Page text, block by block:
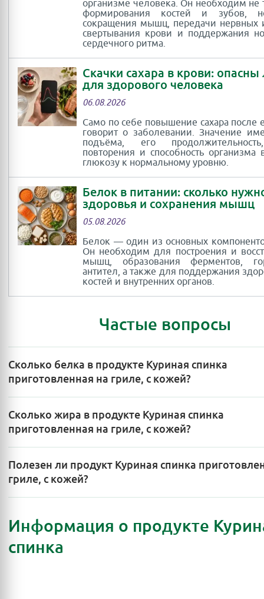
организме человека. Он необходим не
формирования костей и зубов,
сокращения мышц, передачи нервных
свертывания крови и поддержания
сердечного ритма.
Скачки сахара в крови: опасны
для здорового человека
06.08.2026
Само по себе повышение сахара после
говорит о заболевании. Значение
подъёма, его
повторения и способность организма
глюкозу к нормальному уровню.
Белок в питании: сколько
здоровья и сохранения мышц
05.08.2026
Белок — один из основных
Он необходим для построения и
мышц, образования ферментов,
антител, а также для поддержания
костей и внутренних органов.
Частые вопросы
Сколько белка в продукте Куриная спинка
приготовленная на гриле, с кожей?
Сколько жира в продукте Куриная спинка
приготовленная на гриле, с кожей?
Полезен ли продукт Куриная спинка
гриле, с кожей?
Информация о продукте
спинка